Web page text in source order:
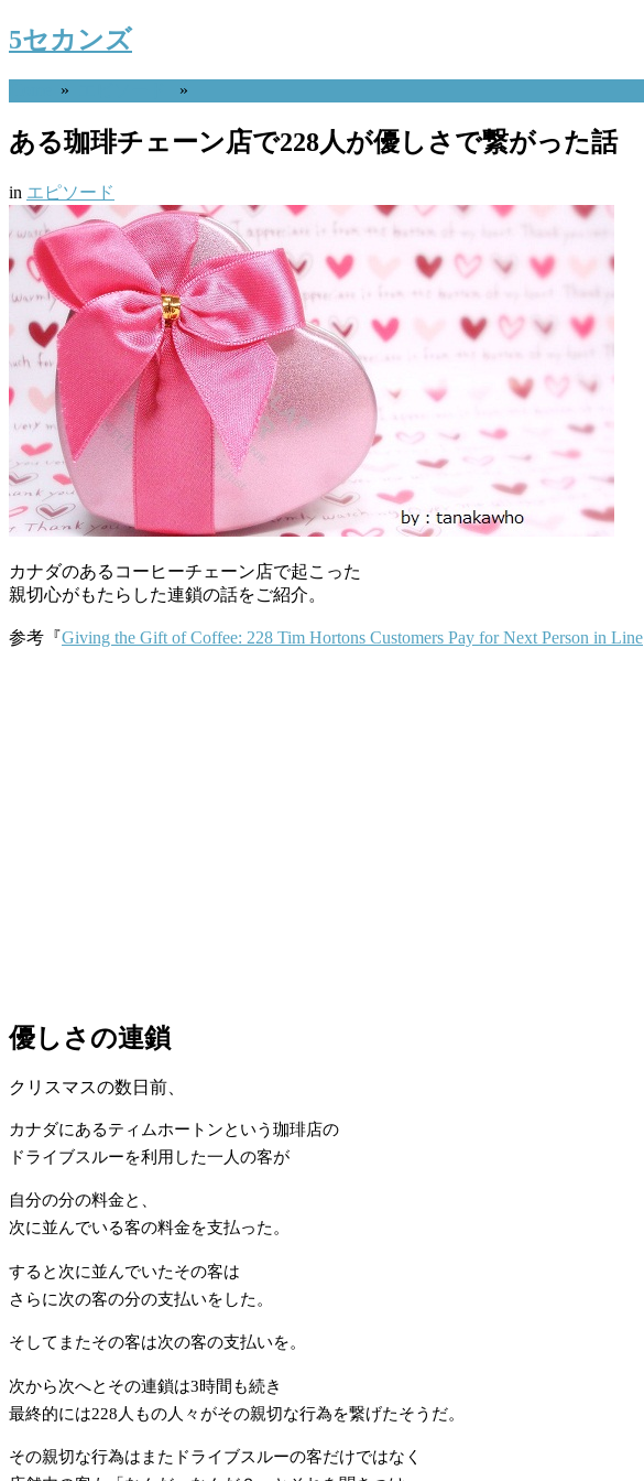
5セカンズ
» »
ある珈琲チェーン店で228人が優しさで繋がった話
in エピソード
カナダのあるコーヒーチェーン店で起こった
親切心がもたらした連鎖の話をご紹介。
参考『Giving the Gift of Coffee: 228 Tim Hortons Customers Pay for Next Person in Line
優しさの連鎖
クリスマスの数日前、
カナダにあるティムホートンという珈琲店の
ドライブスルーを利用した一人の客が
自分の分の料金と、
次に並んでいる客の料金を支払った。
すると次に並んでいたその客は
さらに次の客の分の支払いをした。
そしてまたその客は次の客の支払いを。
次から次へとその連鎖は3時間も続き
最終的には228人もの人々がその親切な行為を繋げたそうだ。
その親切な行為はまたドライブスルーの客だけではなく